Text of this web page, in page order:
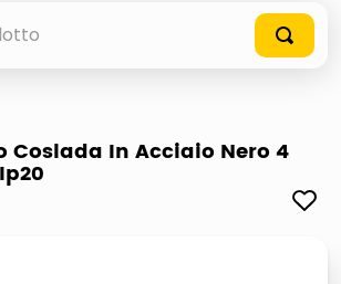
Coslada In Acciaio Nero 4